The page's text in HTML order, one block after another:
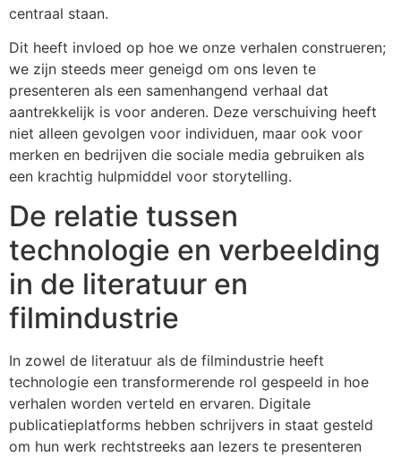
centraal staan.
Dit heeft invloed op hoe we onze verhalen construeren;
we zijn steeds meer geneigd om ons leven te
presenteren als een samenhangend verhaal dat
aantrekkelijk is voor anderen. Deze verschuiving heeft
niet alleen gevolgen voor individuen, maar ook voor
merken en bedrijven die sociale media gebruiken als
een krachtig hulpmiddel voor storytelling.
De relatie tussen
technologie en verbeelding
in de literatuur en
filmindustrie
In zowel de literatuur als de filmindustrie heeft
technologie een transformerende rol gespeeld in hoe
verhalen worden verteld en ervaren. Digitale
publicatieplatforms hebben schrijvers in staat gesteld
om hun werk rechtstreeks aan lezers te presenteren